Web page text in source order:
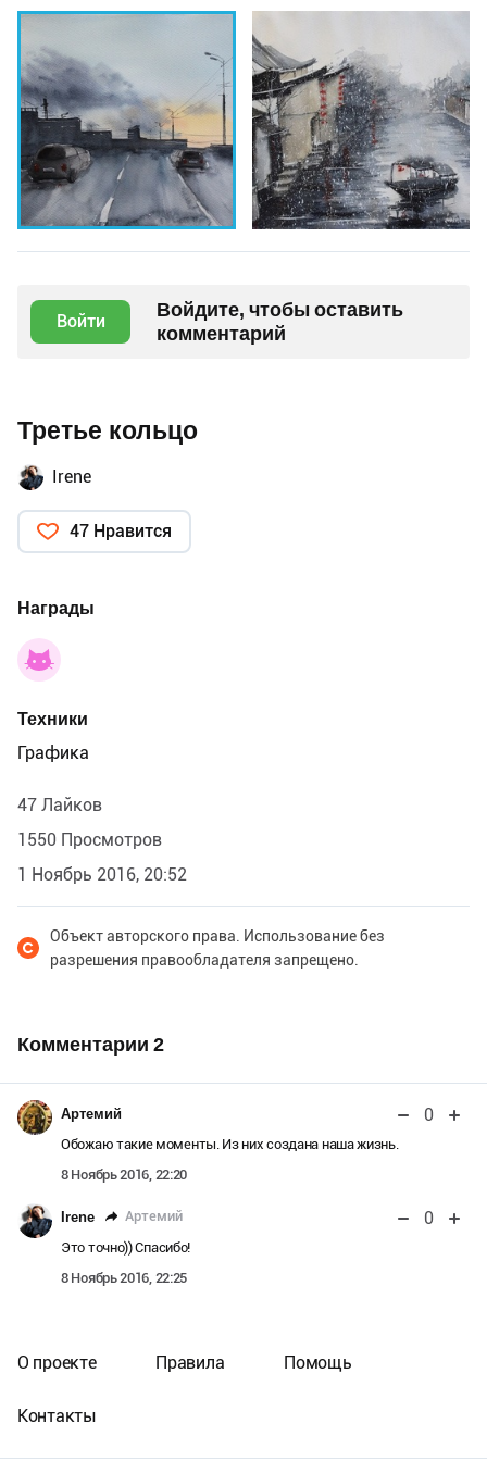
Войти
Войдите, чтобы оставить
комментарий
Третье кольцо
Irene
47 Нравится
Награды
Техники
Графика
47 Лайков
1550 Просмотров
1 Ноябрь 2016, 20:52
Объект авторского права. Использование без
разрешения правообладателя запрещено.
Комментарии 2
Артемий 0
Обожаю такие моменты. Из них создана наша жизнь.
8 Ноябрь 2016, 22:20
Irene Артемий 0
Это точно)) Спасибо!
8 Ноябрь 2016, 22:25
О проекте Правила Помощь
Контакты